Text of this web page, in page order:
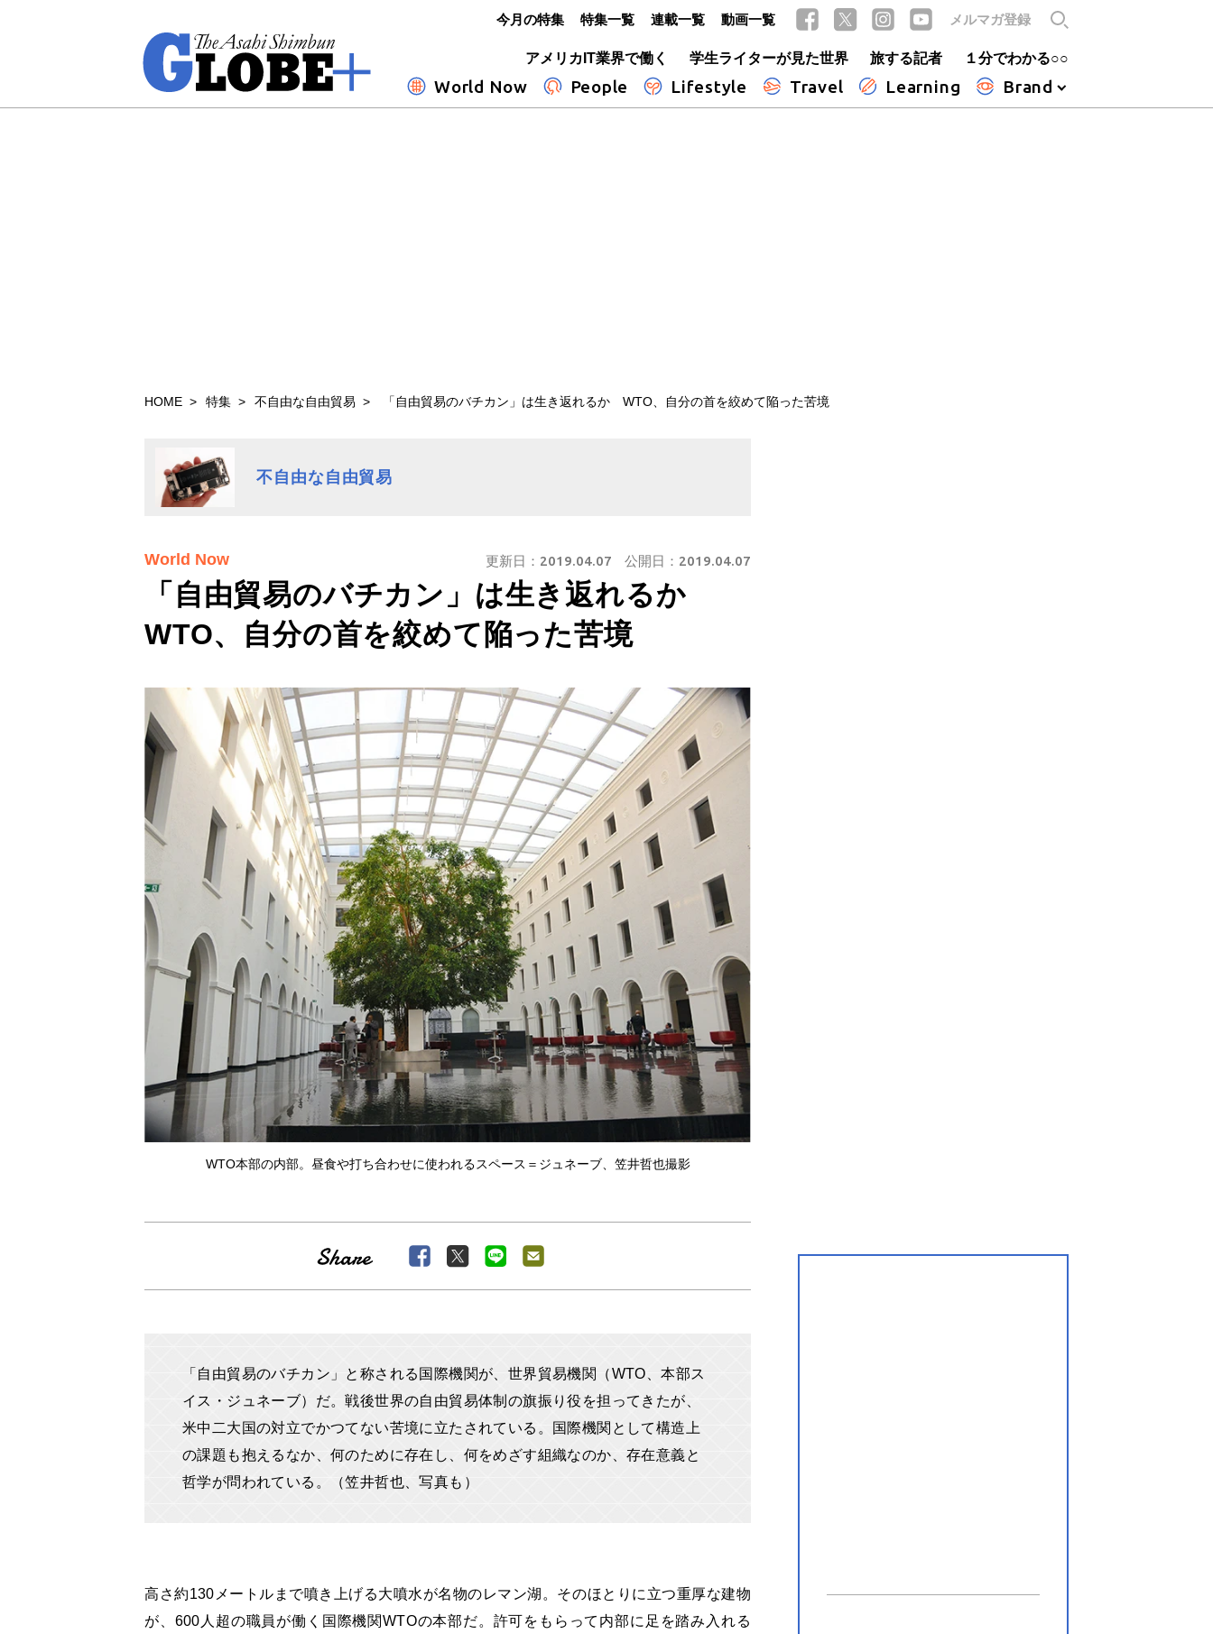
アメリカIT業界で働く
学生ライターが見た世界 旅する記者 １分でわかる○○
World Now People Lifestyle Travel Learning Brand
今月の特集 特集一覧 連載一覧 動画一覧 メルマガ登録
HOME 特集 不自由な自由貿易 「自由貿易のバチカン」は生き返れるか WTO、自分の首を絞めて陥った苦境
不自由な自由貿易
「自由貿易のバチカン」は生き返れるか
WTO、自分の首を絞めて陥った苦境
World Now 更新日： 2019.04.07 公開日： 2019.04.07
WTO本部の内部。昼食や打ち合わせに使われるスペース＝ジュネーブ、笠井哲也撮影
「自由貿易のバチカン」と称される国際機関が、世界貿易機関（WTO、本部ス
イス・ジュネーブ）だ。戦後世界の自由貿易体制の旗振り役を担ってきたが、
米中二大国の対立でかつてない苦境に立たされている。国際機関として構造上
の課題も抱えるなか、何のために存在し、何をめざす組織なのか、存在意義と
哲学が問われている。（笠井哲也、写真も）
高さ約130メートルまで噴き上げる大噴水が名物のレマン湖。そのほとりに立つ重厚な建物
が、600人超の職員が働く国際機関WTOの本部だ。許可をもらって内部に足を踏み入れる